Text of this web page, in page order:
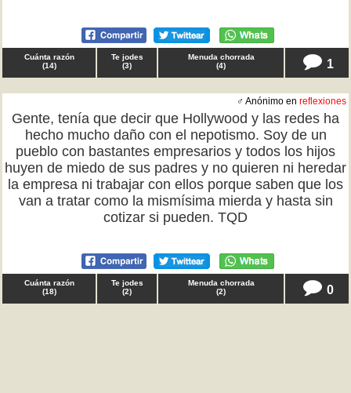
Cuánta razón
(14)
Te jodes
(3)
Menuda chorrada
(4) 1
♂ Anónimo en reflexiones
Gente, tenía que decir que Hollywood y las redes ha
hecho mucho daño con el nepotismo. Soy de un
pueblo con bastantes empresarios y todos los hijos
huyen de miedo de sus padres y no quieren ni heredar
la empresa ni trabajar con ellos porque saben que los
van a tratar como la mismísima mierda y hasta sin
cotizar si pueden. TQD
Cuánta razón
(18)
Te jodes
(2)
Menuda chorrada
(2) 0